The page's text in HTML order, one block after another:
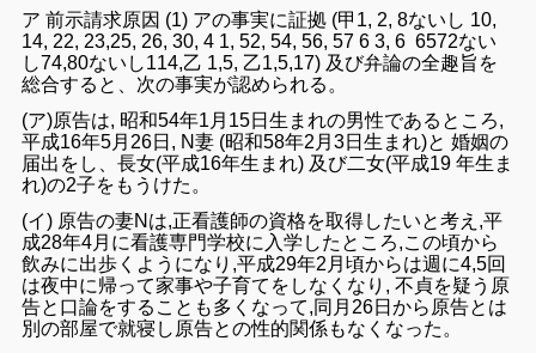
ア 前示請求原因 (1) アの事実に証拠 (甲 1, 2,8ない し 10,
14, 22, 23,25, 26,30,4 1,52,54, 56, 5763,66572ない
し74,80ない し114,乙 1,5, 乙1,5,17) 及び弁論の全趣旨 を
総合する と、次の事実が認められる。
(ア)原告は, 昭和54年1月 15日生まれの男性である ところ,
平成16年5月 26日, N妻 (昭和58年2月3日生まれ)と婚姻の
届出をし、長女(平成16年生まれ) 及び二女(平成19年生ま
れ)の2子をもうけた 。
(イ) 原告の妻N は,正看護師の資格を取得したいと考え,平
成28年4月に看護専門学校に入学 したところ,この頃から
飲みに出歩くようになり ,平成29年2月頃からは週 に4,5回
は夜中に帰って家事や子育てを しなく なり ,不貞を疑う原
告と 口論をする こと も多く なって,同月26日から 原告とは
別の部屋で就寝 し 原告との性的関係もなくなった 。